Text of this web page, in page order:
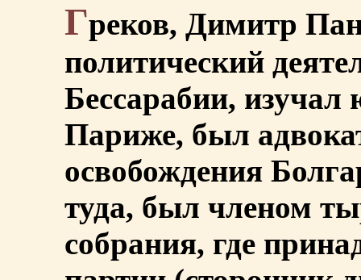
Греков, Димитр
политический
Бессарабии,
Париже, был
освобождения
туда, был членом
собрания, где